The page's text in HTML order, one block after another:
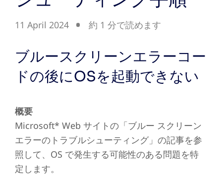
11 April 2024 約 1 分で読めます
ブルースクリーンエラーコー
ドの後にOSを起動できない
概要
Microsoft* Web サイトの「ブルー スクリーン
エラーのトラブルシューティング」の記事を参
照して、OS で発生する可能性のある問題を特
定します。